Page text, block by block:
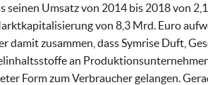
seinen Umsatz von 2014 bis 2018 von
von 8,3 Mrd. Euro
damit zusammen, dass Symrise Duft,
an
Form zum Verbraucher gelangen.